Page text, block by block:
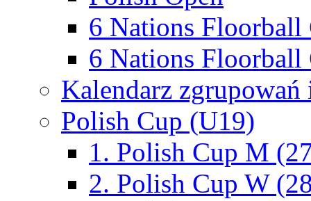
6 Nations Floorball
6 Nations Floorball
Kalendarz
Polish Cup (U19)
1. Polish Cup M
2. Polish Cup W